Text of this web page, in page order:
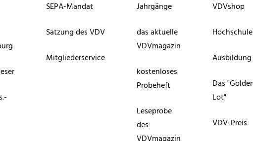
SEPA-Mandat
Satzung des VDV
Mitgliederservice
Jahrgänge
das aktuelle
VDVmagazin
kostenloses
Probeheft
Leseprobe
des
VDVshop
Ausbildung
Das
Lot"
VDV-Preis